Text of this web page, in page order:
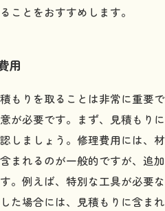
ことをおすすめします。
用
もりを取ることは非常に重要で
が必要です。まず、見積もりに
しましょう。修理費用には、材
まれるのが一般的ですが、追加
。例えば、特別な工具が必要な
た場合には、見積もりに含まれ